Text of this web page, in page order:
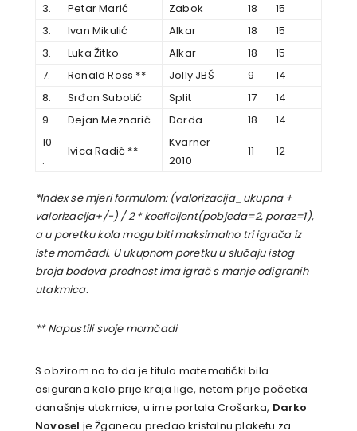
3. Petar Marić Zabok 18
15
3.
Ivan Mikulić Alkar 18
15
3.
Luka Žitko Alkar 18
15
7.
Ronald Ross ** Jolly JBŠ 9
14
8.
Srđan Subotić Split 17
14
9.
Dejan Meznarić Darda 18
14
10
.
Ivica Radić **
Kvarner
2010
11 12
*Index se mjeri formulom: (valorizacija_ukupna +
valorizacija+/-) / 2 * koeficijent(pobjeda=2, poraz=1),
a u poretku kola mogu biti maksimalno tri igrača iz
iste momčadi. U ukupnom poretku u slučaju istog
broja bodova prednost ima igrač s manje odigranih
utakmica.
** Napustili svoje momčadi
S obzirom na to da je titula matematički bila
osigurana kolo prije kraja lige, netom prije početka
današnje utakmice, u ime portala Crošarka, Darko
Novosel je Žganecu predao kristalnu plaketu za